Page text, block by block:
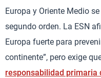
Europa y Oriente Medio
segundo orden. La ESN
Europa fuerte para
continente”, pero exige
responsabilidad primaria